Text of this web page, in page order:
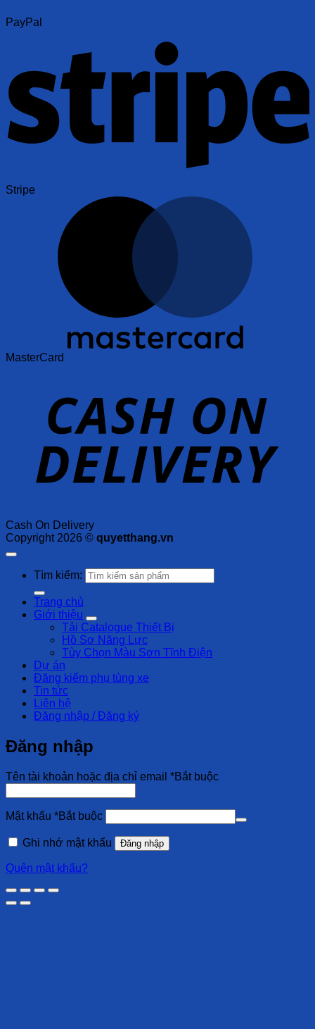
PayPal
Stripe
MasterCard
Cash On Delivery
Copyright 2026 © quyetthang.vn
Tìm kiếm:
Trang chủ
Giới thiệu
Tải Catalogue Thiết Bị
Hồ Sơ Năng Lực
Tùy Chọn Màu Sơn Tĩnh Điện
Dự án
Đăng kiểm phụ tùng xe
Tin tức
Liên hệ
Đăng nhập / Đăng ký
Đăng nhập
Tên tài khoản hoặc địa chỉ email *Bắt buộc
Mật khẩu *Bắt buộc
Ghi nhớ mật khẩu Đăng nhập
Quên mật khẩu?